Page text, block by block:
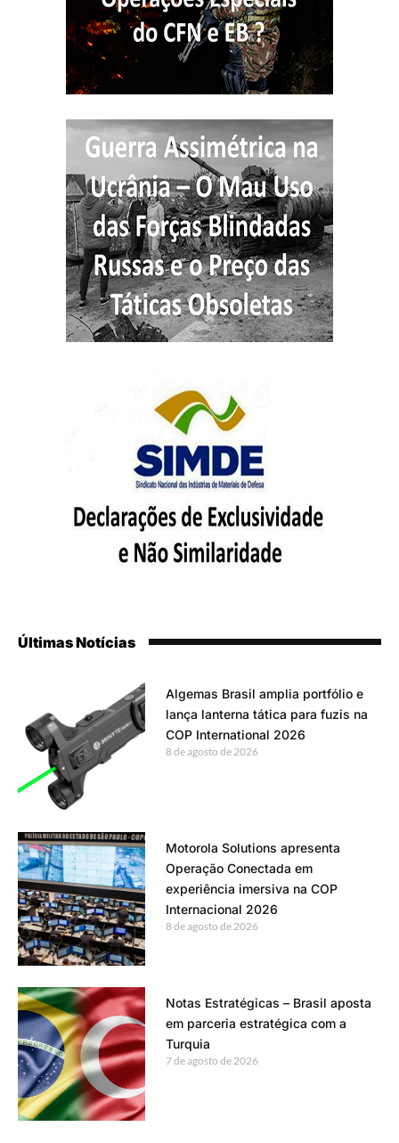
Últimas Notícias
Algemas Brasil amplia portfólio e
lança lanterna tática para fuzis na
COP International 2026
8 de agosto de 2026
Motorola Solutions apresenta
Operação Conectada em
experiência imersiva na COP
Internacional 2026
8 de agosto de 2026
Notas Estratégicas – Brasil aposta
em parceria estratégica com a
Turquia
7 de agosto de 2026